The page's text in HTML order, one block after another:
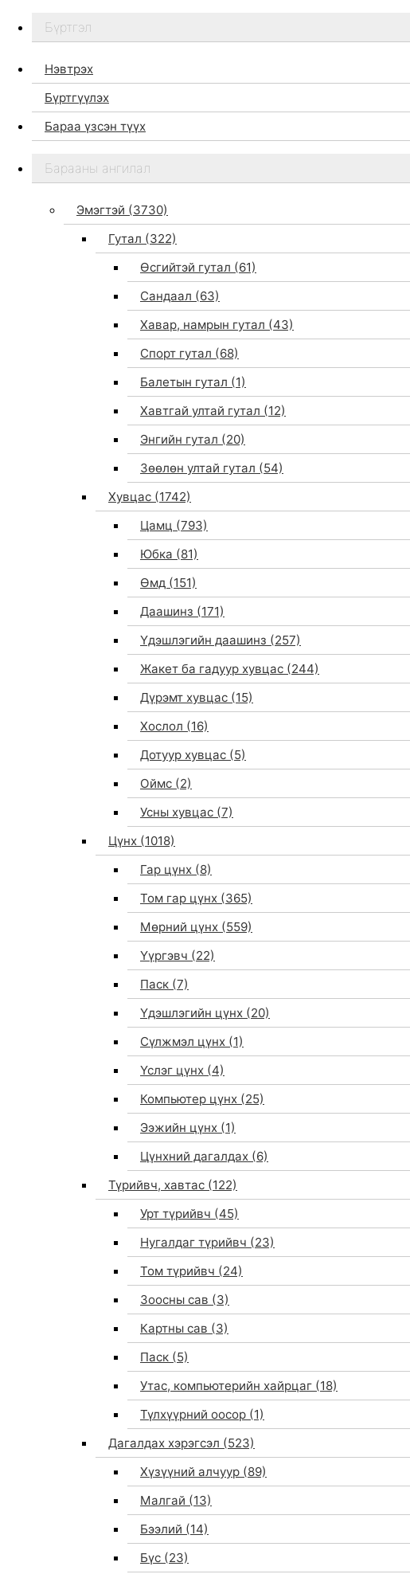
Бидний тухай
Дэлгүүр
Бүртгэл
Нэвтрэх
Бүртгүүлэх
Бараа үзсэн түүх
Барааны ангилал
Эмэгтэй (3730)
Гутал (322)
Өсгийтэй гутал (61)
Сандаал (63)
Хавар, намрын гутал (43)
Спорт гутал (68)
Балетын гутал (1)
Хавтгай ултай гутал (12)
Энгийн гутал (20)
Зөөлөн ултай гутал (54)
Хувцас (1742)
Цамц (793)
Юбка (81)
Өмд (151)
Даашинз (171)
Үдэшлэгийн даашинз (257)
Жакет ба гадуур хувцас (244)
Дүрэмт хувцас (15)
Хослол (16)
Дотуур хувцас (5)
Оймс (2)
Усны хувцас (7)
Цүнх (1018)
Гар цүнх (8)
Том гар цүнх (365)
Мөрний цүнх (559)
Үүргэвч (22)
Паск (7)
Үдэшлэгийн цүнх (20)
Сүлжмэл цүнх (1)
Үслэг цүнх (4)
Компьютер цүнх (25)
Ээжийн цүнх (1)
Цүнхний дагалдах (6)
Түрийвч, хавтас (122)
Урт түрийвч (45)
Нугалдаг түрийвч (23)
Том түрийвч (24)
Зоосны сав (3)
Картны сав (3)
Паск (5)
Утас, компьютерийн хайрцаг (18)
Түлхүүрний оосор (1)
Дагалдах хэрэгсэл (523)
Хүзүүний алчуур (89)
Малгай (13)
Бээлий (14)
Бүс (23)